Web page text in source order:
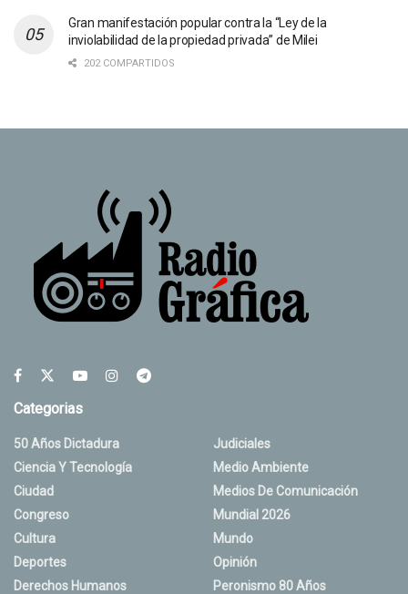
Gran manifestación popular contra la “Ley de la
inviolabilidad de la propiedad privada” de Milei
202 COMPARTIDOS
Categorias
50 Años Dictadura
Ciencia Y Tecnología
Ciudad
Congreso
Cultura
Deportes
Derechos Humanos
Judiciales
Medio Ambiente
Medios De Comunicación
Mundial 2026
Mundo
Opinión
Peronismo 80 Años